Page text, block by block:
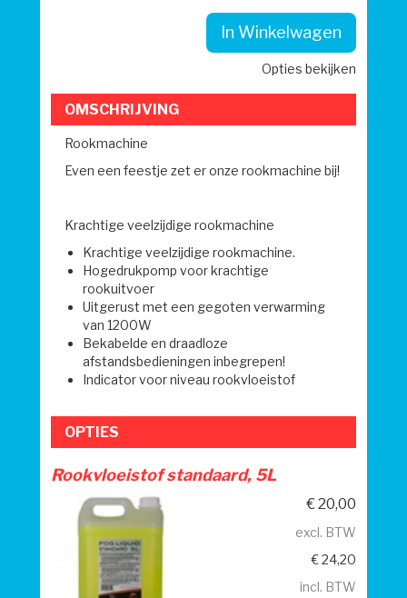
In Winkelwagen
Opties bekijken
OMSCHRIJVING
Rookmachine
Even een feestje zet er onze rookmachine bij!
Krachtige veelzijdige rookmachine
Krachtige veelzijdige rookmachine.
Hogedrukpomp voor krachtige
rookuitvoer
Uitgerust met een gegoten verwarming
van 1200W
Bekabelde en draadloze
afstandsbedieningen inbegrepen!
Indicator voor niveau rookvloeistof
OPTIES
Rookvloeistof standaard, 5L
€ 20,00
excl. BTW
€ 24,20
incl. BTW